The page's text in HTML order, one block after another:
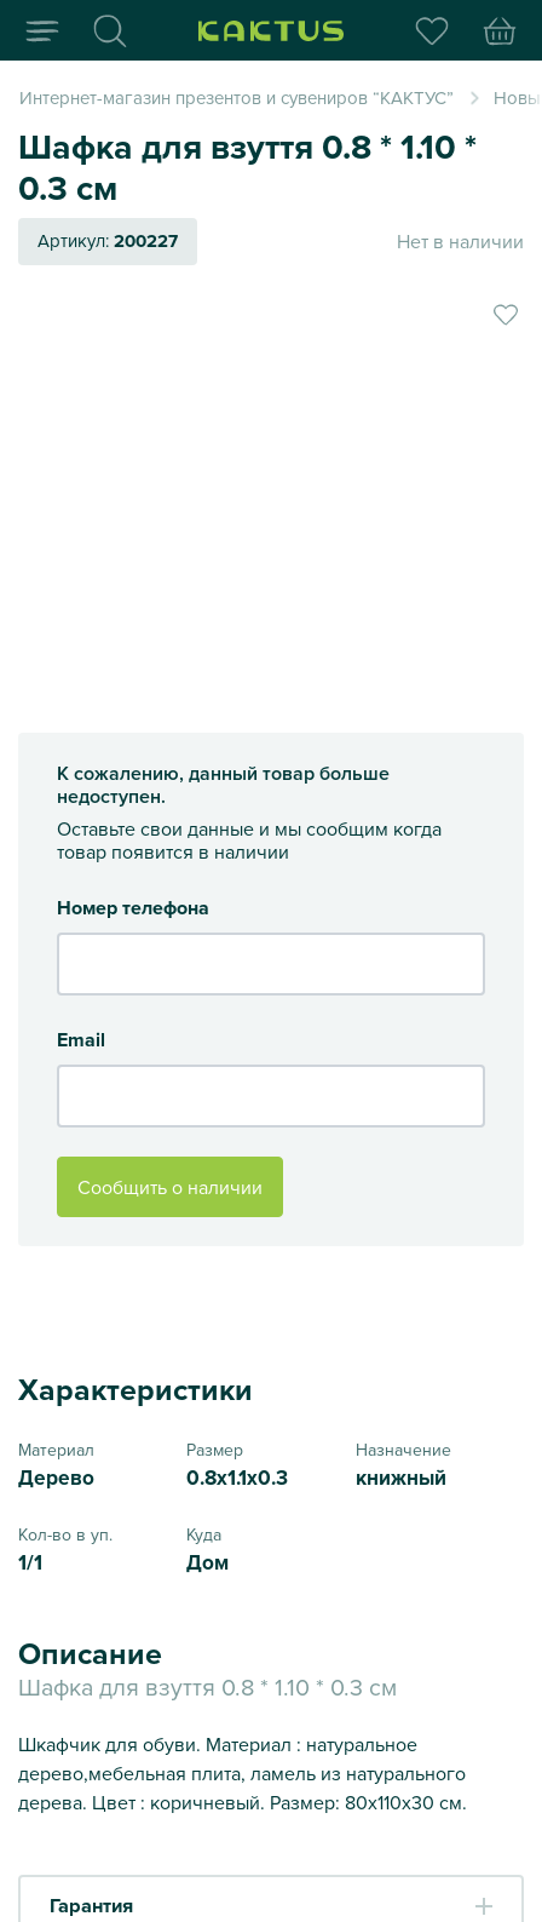
Интернет-магазин
Интернет-магазин презентов и сувениров “КАКТУС”
Шафка для взуття 0.8 * 1.10 *
0.3 см
Артикул:200227 Нет в наличии
К сожалению, данный товар больше
недоступен.
Оставьте свои данные и мы сообщим когда
товар появится в наличии
Номер телефона
Email
Сообщить о наличии
Характеристики
Материал
Дерево
Размер
0.8x1.1x0.3
Назначение
книжный
Кол-во в уп.
1/1
Куда
Дом
Описание
Шафка для взуття 0.8 * 1.10 * 0.3 см
Шкафчик для обуви. Материал : натуральное
дерево,мебельная плита, ламель из натурального
дерева. Цвет : коричневый. Размер: 80х110х30 см.
Гарантия